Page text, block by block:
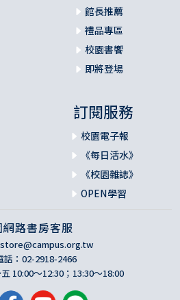
館長推薦
禮品專區
校園書饗
即將登場
訂閱服務
校園電子報
《每日活水》
《校園雜誌》
OPEN學習
路書房客服
話：02-2918-2466
10:00～12:30；13:30～18:00